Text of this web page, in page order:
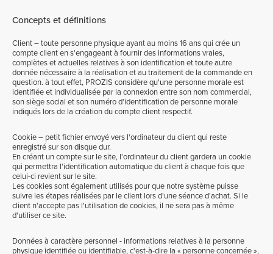
Concepts et définitions
Client – toute personne physique ayant au moins 16 ans qui crée un
compte client en s'engageant à fournir des informations vraies,
complètes et actuelles relatives à son identification et toute autre
donnée nécessaire à la réalisation et au traitement de la commande en
question. à tout effet, PROZIS considère qu'une personne morale est
identifiée et individualisée par la connexion entre son nom commercial,
son siège social et son numéro d'identification de personne morale
indiqués lors de la création du compte client respectif.
Cookie – petit fichier envoyé vers l'ordinateur du client qui reste
enregistré sur son disque dur.
En créant un compte sur le site, l'ordinateur du client gardera un cookie
qui permettra l'identification automatique du client à chaque fois que
celui-ci revient sur le site.
Les cookies sont également utilisés pour que notre système puisse
suivre les étapes réalisées par le client lors d'une séance d'achat. Si le
client n'accepte pas l'utilisation de cookies, il ne sera pas à même
d'utiliser ce site.
Données à caractère personnel - informations relatives à la personne
physique identifiée ou identifiable, c'est-à-dire la « personne concernée »,